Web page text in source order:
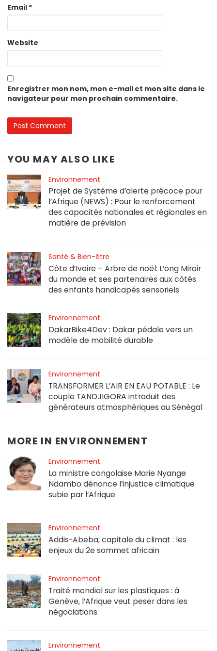
Email *
Website
Enregistrer mon nom, mon e-mail et mon site dans le
navigateur pour mon prochain commentaire.
YOU MAY ALSO LIKE
Environnement
Projet de Système d’alerte précoce pour
l’Afrique (NEWS) : Pour le renforcement
des capacités nationales et régionales en
matière de prévision
Santé & Bien-être
Côte d’Ivoire – Arbre de noël: L’ong Miroir
du monde et ses partenaires aux côtés
des enfants handicapés sensoriels
Environnement
DakarBike4Dev : Dakar pédale vers un
modèle de mobilité durable
Environnement
TRANSFORMER L’AIR EN EAU POTABLE : Le
couple TANDJIGORA introduit des
générateurs atmosphériques au Sénégal
MORE IN ENVIRONNEMENT
Environnement
La ministre congolaise Marie Nyange
Ndambo dénonce l’injustice climatique
subie par l’Afrique
Environnement
Addis-Abeba, capitale du climat : les
enjeux du 2e sommet africain
Environnement
Traité mondial sur les plastiques : à
Genève, l’Afrique veut peser dans les
négociations
Environnement